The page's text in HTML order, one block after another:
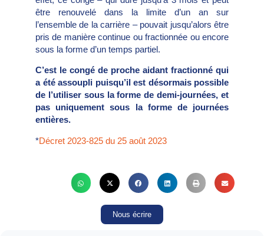
être renouvelé dans la limite d’un an sur
l’ensemble de la carrière – pouvait jusqu’alors être
pris de manière continue ou fractionnée ou encore
sous la forme d’un temps partiel.
C’est le congé de proche aidant fractionné qui
a été assoupli puisqu’il est désormais possible
de l’utiliser sous la forme de demi-journées, et
pas uniquement sous la forme de journées
entières.
*Décret 2023-825 du 25 août 2023
Nous écrire